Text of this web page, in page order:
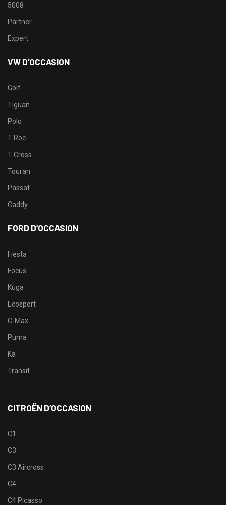
5008
Partner
Expert
VW D’OCCASION
Golf
Tiguan
Polo
T-Roc
T-Cross
Touran
Passat
Caddy
FORD D’OCCASION
Fiesta
Focus
Kuga
Ecosport
C-Max
Puma
Ka
Transit
CITROËN D’OCCASION
C1
C3
C3 Aircross
C4
C4 Picasso